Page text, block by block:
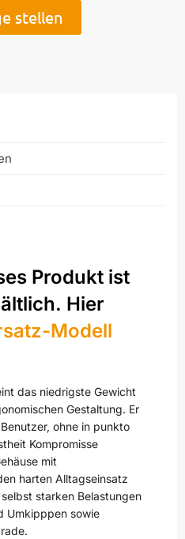
stellen
Produkt ist
Hier
Modell
das niedrigste Gewicht
Gestaltung. Er
ohne in punkto
Kompromisse
mit
harten Alltagseinsatz
starken Belastungen
Umkipppen sowie